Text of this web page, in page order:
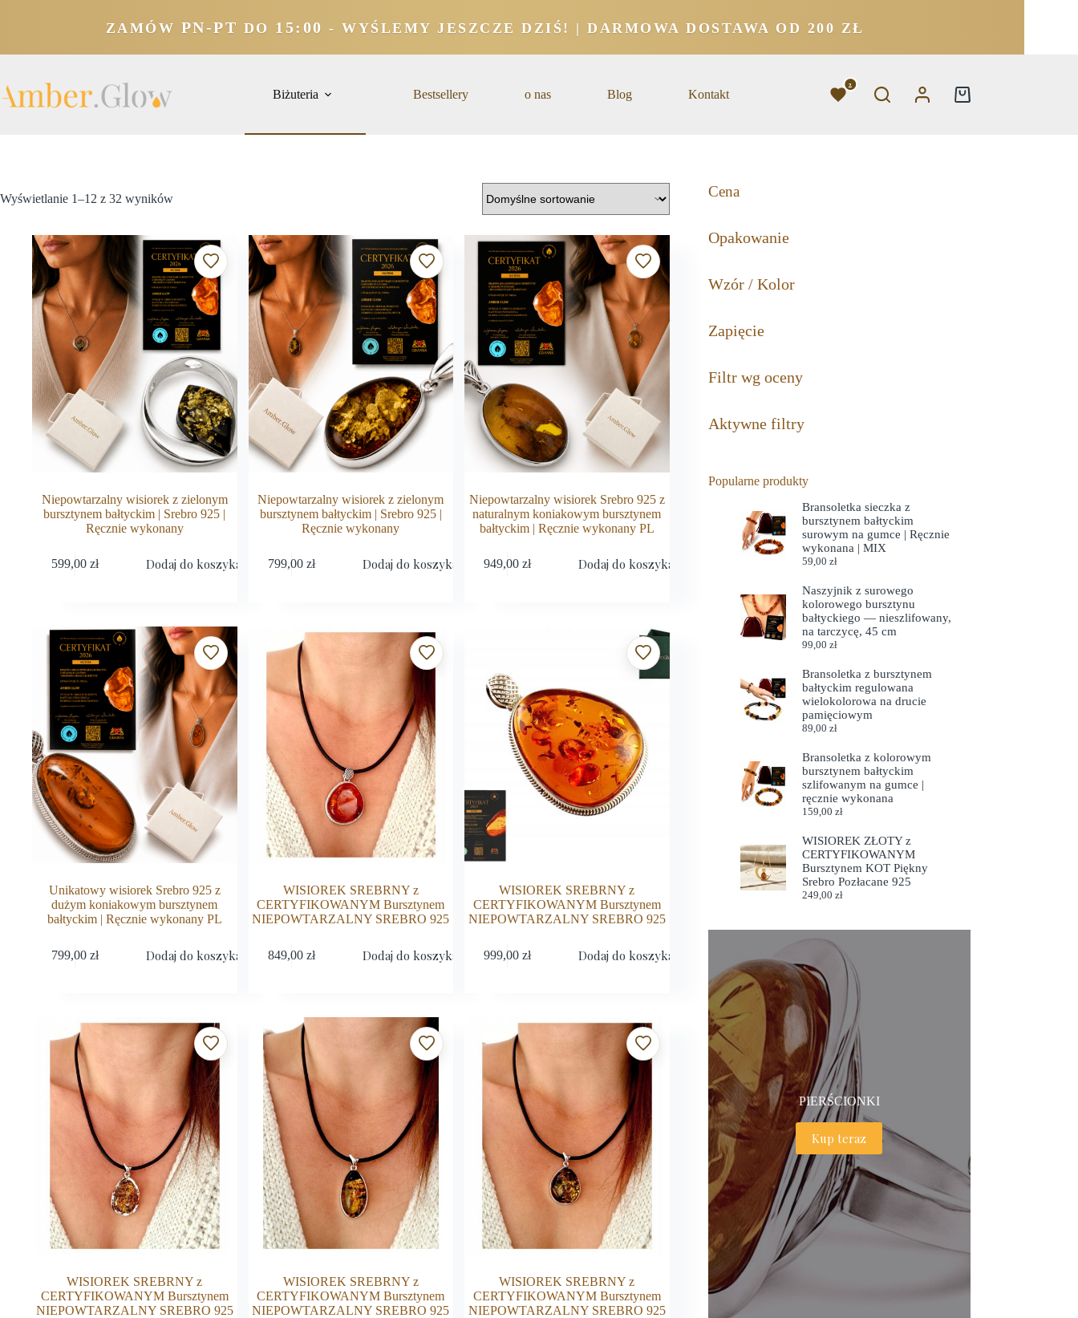
ZAMÓW PN-PT DO 15:00 - WYŚLEMY JESZCZE DZIŚ! | DARMOWA DOSTAWA OD 200 ZŁ
Biżuteria Bestsellery o nas Blog Kontakt
2
Wyświetlanie 1–12 z 32 wyników
Niepowtarzalny wisiorek z zielonym
bursztynem bałtyckim | Srebro 925 |
Ręcznie wykonany
599,00zł Dodaj do koszyka
Niepowtarzalny wisiorek z zielonym
bursztynem bałtyckim | Srebro 925 |
Ręcznie wykonany
799,00 zł Dodaj do koszyka
Niepowtarzalny wisiorek Srebro 925 z
naturalnym koniakowym bursztynem
bałtyckim | Ręcznie wykonany PL
949,00zł Dodaj do koszyka
Unikatowy wisiorek Srebro 925 z
dużym koniakowym bursztynem
bałtyckim | Ręcznie wykonany PL
799,00zł Dodaj do koszyka
WISIOREK SREBRNY z
CERTYFIKOWANYM Bursztynem
NIEPOWTARZALNY SREBRO 925
849,00 zł Dodaj do koszyka
WISIOREK SREBRNY z
CERTYFIKOWANYM Bursztynem
NIEPOWTARZALNY SREBRO 925
999,00zł Dodaj do koszyka
WISIOREK SREBRNY z
CERTYFIKOWANYM Bursztynem
NIEPOWTARZALNY SREBRO 925
WISIOREK SREBRNY z
CERTYFIKOWANYM Bursztynem
NIEPOWTARZALNY SREBRO 925
WISIOREK SREBRNY z
CERTYFIKOWANYM Bursztynem
NIEPOWTARZALNY SREBRO 925
Cena
Opakowanie
Wzór / Kolor
Zapięcie
Filtr wg oceny
Aktywne filtry
Popularne produkty
Bransoletka sieczka z
bursztynem bałtyckim
surowym na gumce | Ręcznie
wykonana | MIX
59,00zł
Naszyjnik z surowego
kolorowego bursztynu
bałtyckiego — nieszlifowany,
na tarczycę, 45 cm
99,00zł
Bransoletka z bursztynem
bałtyckim regulowana
wielokolorowa na drucie
pamięciowym
89,00zł
Bransoletka z kolorowym
bursztynem bałtyckim
szlifowanym na gumce |
ręcznie wykonana
159,00zł
WISIOREK ZŁOTY z
CERTYFIKOWANYM
Bursztynem KOT Piękny
Srebro Pozłacane 925
249,00zł
PIERŚCIONKI
Kup teraz